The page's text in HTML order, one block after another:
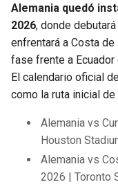
Alemania quedó
2026, donde
enfrentará a Costa
fase frente a
El calendario oficial
como la ruta inicial
Alemania vs
Houston
Alemania vs
2026 | Toronto